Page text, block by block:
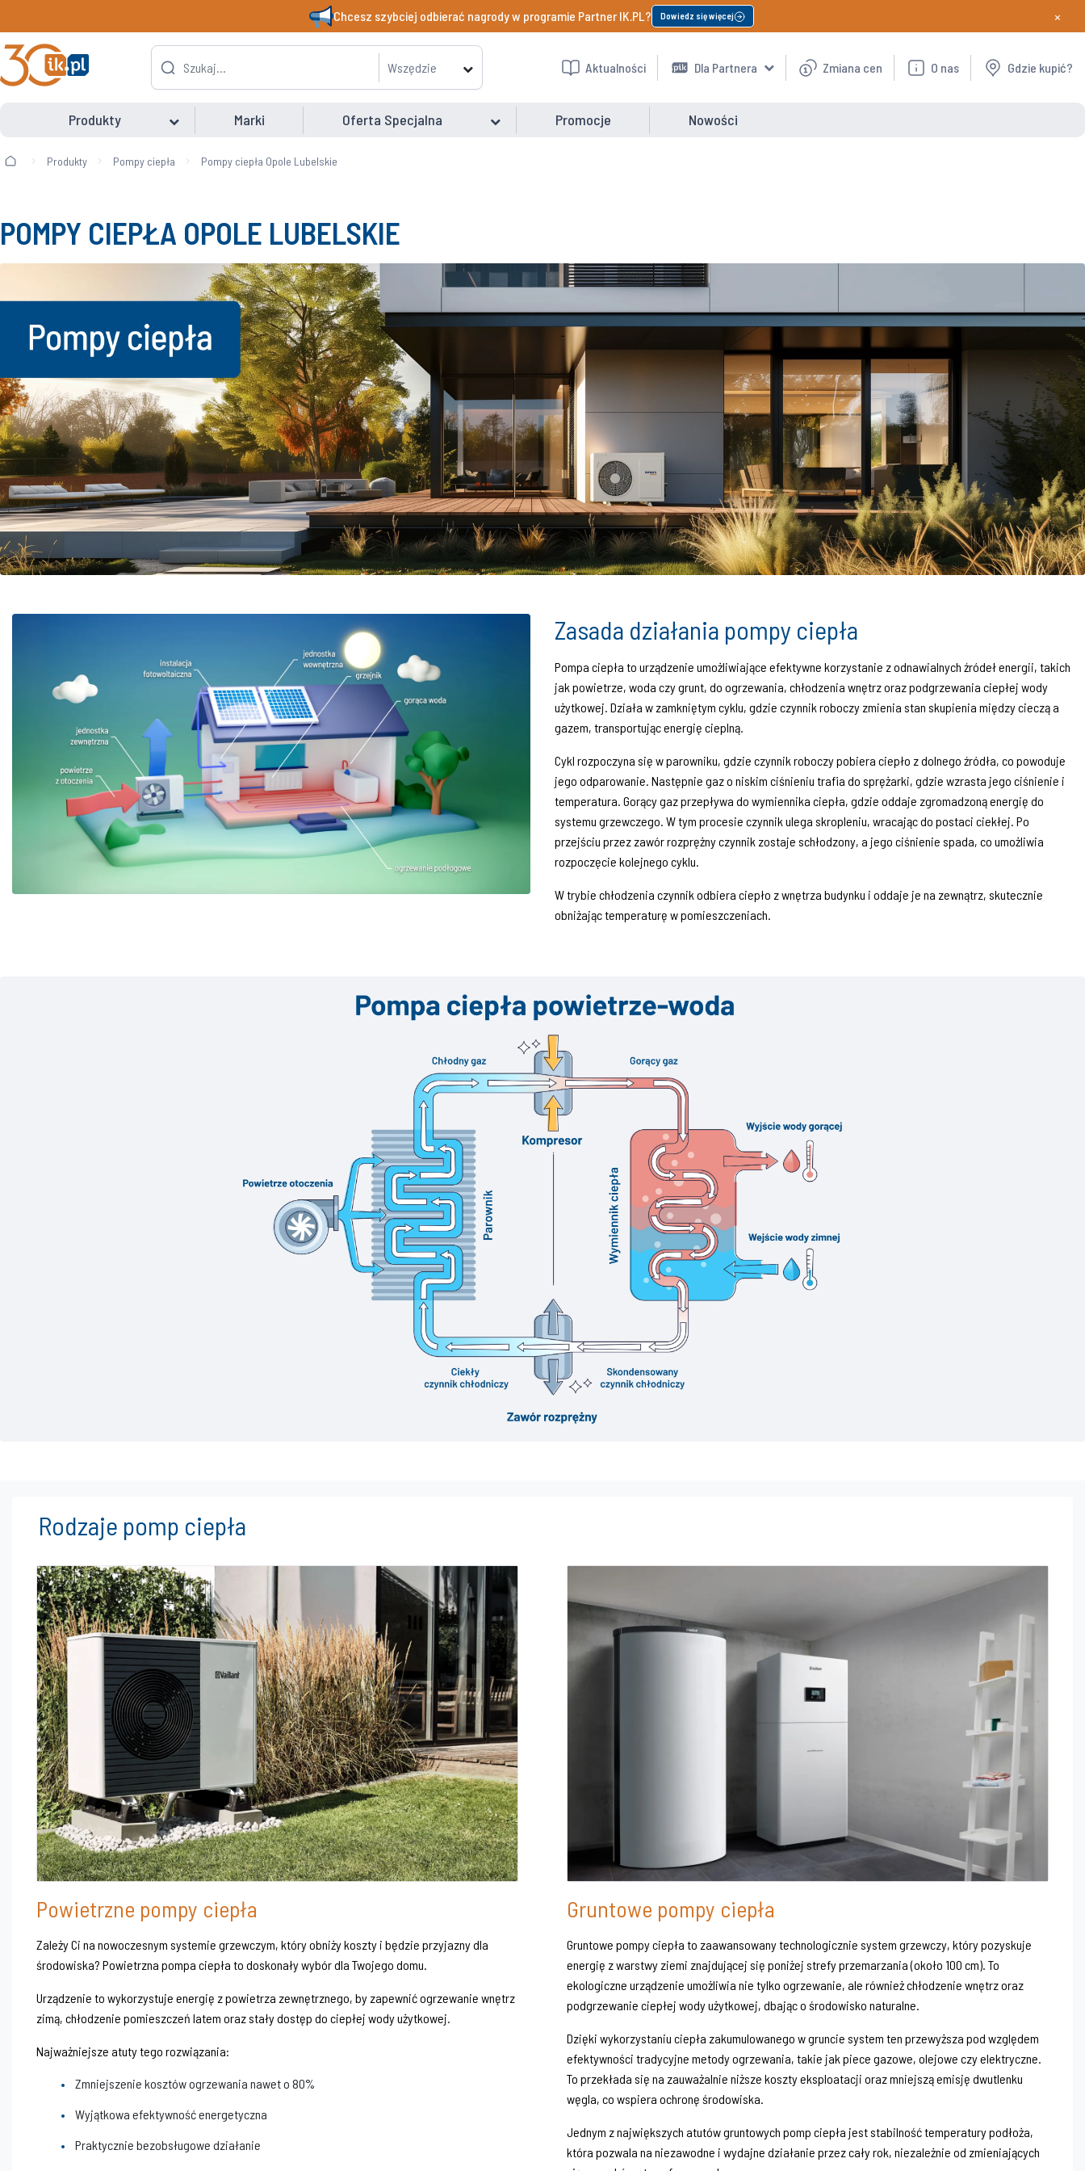
Chcesz szybciej odbierać nagrody w programie Partner IK.PL? Dowiedz się więcej ×
Wszędzie Aktualności Dla Partnera Zmiana cen O nas Gdzie kupić?
Produkty Marki Oferta Specjalna Promocje Nowości
Produkty Pompy ciepła Pompy ciepła Opole Lubelskie
POMPY CIEPŁA OPOLE LUBELSKIE
Zasada działania pompy ciepła
Pompa ciepła to urządzenie umożliwiające efektywne korzystanie z odnawialnych źródeł energii, takich
jak powietrze, woda czy grunt, do ogrzewania, chłodzenia wnętrz oraz podgrzewania ciepłej wody
użytkowej. Działa w zamkniętym cyklu, gdzie czynnik roboczy zmienia stan skupienia między cieczą a
gazem, transportując energię cieplną.
Cykl rozpoczyna się w parowniku, gdzie czynnik roboczy pobiera ciepło z dolnego źródła, co powoduje
jego odparowanie. Następnie gaz o niskim ciśnieniu trafia do sprężarki, gdzie wzrasta jego ciśnienie i
temperatura. Gorący gaz przepływa do wymiennika ciepła, gdzie oddaje zgromadzoną energię do
systemu grzewczego. W tym procesie czynnik ulega skropleniu, wracając do postaci ciekłej. Po
przejściu przez zawór rozprężny czynnik zostaje schłodzony, a jego ciśnienie spada, co umożliwia
rozpoczęcie kolejnego cyklu.
W trybie chłodzenia czynnik odbiera ciepło z wnętrza budynku i oddaje je na zewnątrz, skutecznie
obniżając temperaturę w pomieszczeniach.
Rodzaje pomp ciepła
Powietrzne pompy ciepła
Zależy Ci na nowoczesnym systemie grzewczym, który obniży koszty i będzie przyjazny dla
środowiska? Powietrzna pompa ciepła to doskonały wybór dla Twojego domu.
Urządzenie to wykorzystuje energię z powietrza zewnętrznego, by zapewnić ogrzewanie wnętrz
zimą, chłodzenie pomieszczeń latem oraz stały dostęp do ciepłej wody użytkowej.
Najważniejsze atuty tego rozwiązania:
Zmniejszenie kosztów ogrzewania nawet o 80%
Wyjątkowa efektywność energetyczna
Praktycznie bezobsługowe działanie
Gruntowe pompy ciepła
Gruntowe pompy ciepła to zaawansowany technologicznie system grzewczy, który pozyskuje
energię z warstwy ziemi znajdującej się poniżej strefy przemarzania (około 100 cm). To
ekologiczne urządzenie umożliwia nie tylko ogrzewanie, ale również chłodzenie wnętrz oraz
podgrzewanie ciepłej wody użytkowej, dbając o środowisko naturalne.
Dzięki wykorzystaniu ciepła zakumulowanego w gruncie system ten przewyższa pod względem
efektywności tradycyjne metody ogrzewania, takie jak piece gazowe, olejowe czy elektryczne.
To przekłada się na zauważalnie niższe koszty eksploatacji oraz mniejszą emisję dwutlenku
węgla, co wspiera ochronę środowiska.
Jednym z największych atutów gruntowych pomp ciepła jest stabilność temperatury podłoża,
która pozwala na niezawodne i wydajne działanie przez cały rok, niezależnie od zmieniających